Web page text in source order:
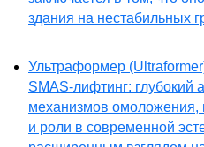
здания на нестабильных
Ультраформер
SMAS-лифтинг: глубокий
механизмов омоложения,
и роли в современной